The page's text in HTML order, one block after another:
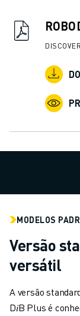
PERFURAÇÃO E
MOLDAGEM POR
MANIPULAÇÃO DE
PALETIZAÇÃO
VISÃO E INSPEÇÃO
CORTE A FIO EDM
ATENDIMENTO AO
SUPORTE TÉCNICO
PEÇAS DE
FERRAMENTAS
E-STORE
MODELOS
Versão
versátil
A versão
D𝑖B Plus é